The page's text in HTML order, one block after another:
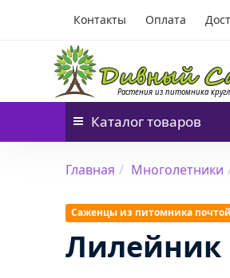
Контакты Оплата
Каталогтоваров
Главная Многолетники
Саженцы из питомника